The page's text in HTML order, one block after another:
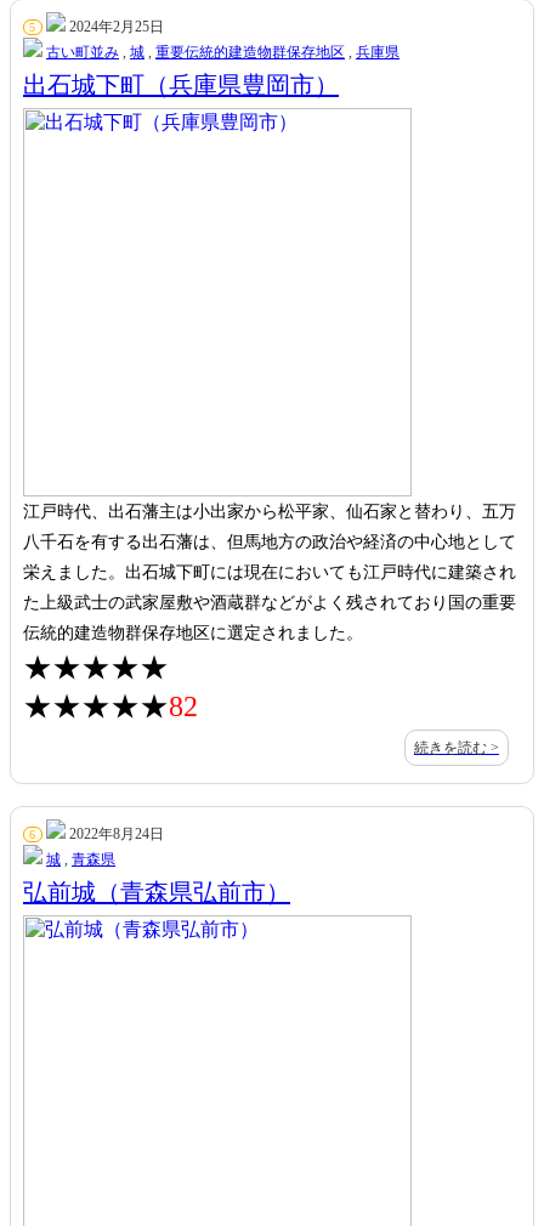
5
2024年2月25日
古い町並み , 城 , 重要伝統的建造物群保存地区 , 兵庫県
出石城下町（兵庫県豊岡市）
江戸時代、出石藩主は小出家から松平家、仙石家と替わり、五万
八千石を有する出石藩は、但馬地方の政治や経済の中心地として
栄えました。出石城下町には現在においても江戸時代に建築され
た上級武士の武家屋敷や酒蔵群などがよく残されており国の重要
伝統的建造物群保存地区に選定されました。
★★★★★
★★★★★82
続きを読む >
6
2022年8月24日
城 , 青森県
弘前城（青森県弘前市）